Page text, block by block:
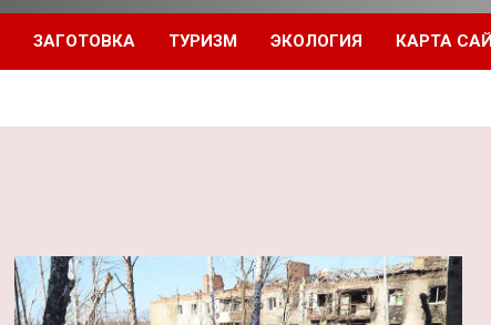
ЗАГОТОВКА ТУРИЗМ ЭКОЛОГИЯ КАРТА